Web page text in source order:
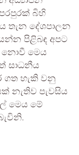
බිහි
තැන දේශපාලන
පිළිබඳ අපට
නොවී මෙය
සාධනීය
ගත හැකි වනු
නැතිව පැවසිය
මෙය මේ